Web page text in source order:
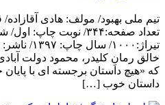
تیم ملی بهبود/ مولف: هادی
خالق رمانِ کلیدر، محمود دولت
که «هیچ داستان برجسته ای با
داستان خوب […]